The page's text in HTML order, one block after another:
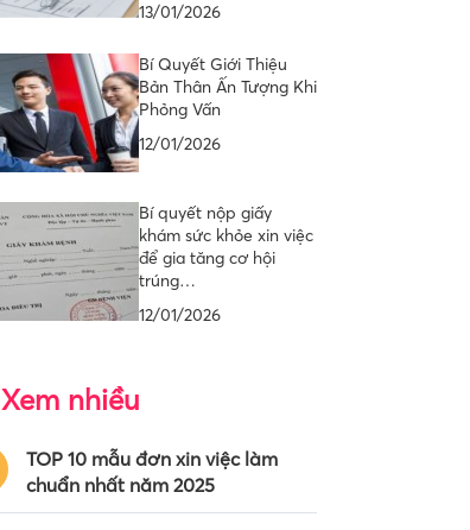
13/01/2026
Bí Quyết Giới Thiệu
Bản Thân Ấn Tượng Khi
Phỏng Vấn
12/01/2026
Bí quyết nộp giấy
khám sức khỏe xin việc
để gia tăng cơ hội
trúng…
12/01/2026
Xem nhiều
TOP 10 mẫu đơn xin việc làm
chuẩn nhất năm 2025